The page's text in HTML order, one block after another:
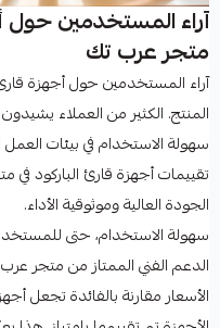
آراء المستخدمين حول
متجر عرب تك
آراء المستخدمين حول أجهزة
المنتج. الكثير من العملاء يشيدون
سهولة الاستخدام في بيئات العمل
تقييمات أجهزة قارئ الباركود
الجودة العالية وموثوقية الأداء.
سهولة الاستخدام، حتى
الدعم الفني الممتاز من متجر
الأسعار مقارنة بالفائدة تجعل